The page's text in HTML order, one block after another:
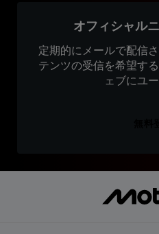
オフィシャル
定期的にメールで配信
テンツの受信を希望す
ェブにユ